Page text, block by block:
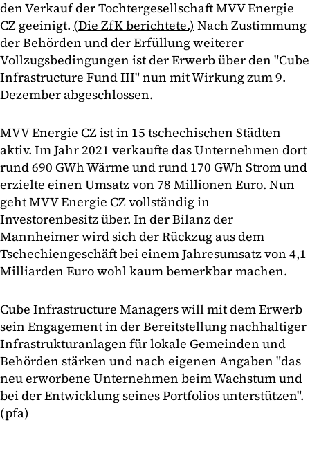
den Verkauf der Tochtergesellschaft MVV Energie
CZ geeinigt. (Die ZfK berichtete.) Nach Zustimmung
der Behörden und der Erfüllung weiterer
Vollzugsbedingungen ist der Erwerb über den "Cube
Infrastructure Fund III" nun mit Wirkung zum 9.
Dezember abgeschlossen.
MVV Energie CZ ist in 15 tschechischen Städten
aktiv. Im Jahr 2021 verkaufte das Unternehmen dort
rund 690 GWh Wärme und rund 170 GWh Strom und
erzielte einen Umsatz von 78 Millionen Euro. Nun
geht MVV Energie CZ vollständig in
Investorenbesitz über. In der Bilanz der
Mannheimer wird sich der Rückzug aus dem
Tschechiengeschäft bei einem Jahresumsatz von 4,1
Milliarden Euro wohl kaum bemerkbar machen.
Cube Infrastructure Managers will mit dem Erwerb
sein Engagement in der Bereitstellung nachhaltiger
Infrastrukturanlagen für lokale Gemeinden und
Behörden stärken und nach eigenen Angaben "das
neu erworbene Unternehmen beim Wachstum und
bei der Entwicklung seines Portfolios unterstützen".
(pfa)